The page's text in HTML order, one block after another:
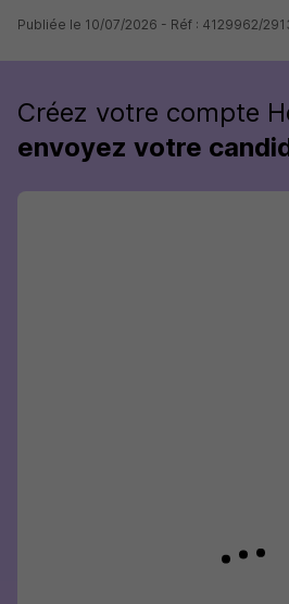
Publiée le 10/07/2026 - Réf : 4129962/
Créez votre compte
envoyez votre